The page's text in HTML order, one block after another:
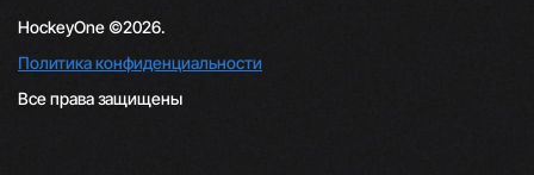
HockeyOne ©2026.
Политика конфиденциальности
Все права защищены